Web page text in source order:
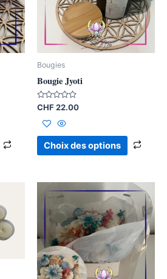
Les
options
peuvent
Bougies
Bougie Jyoti
Note
0
sur
CHF22.00
Choix des options
Les
Ce
a
Les